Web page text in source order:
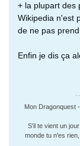
+ la plupart des
Wikipedia n'est
de ne pas
Enfin je dis ça
Mon Dragonquest
S'il te vient un
monde tu n'es